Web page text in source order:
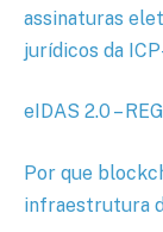
assinaturas
jurídicos da
eIDAS 2.0 –
Por que
infraestrutura